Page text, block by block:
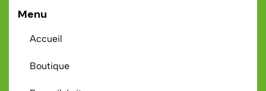
Menu
Accueil
Boutique